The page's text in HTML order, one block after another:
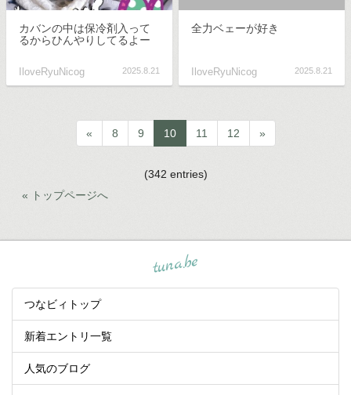
カバンの中は保冷剤入って
るからひんやりしてるよー
IloveRyuNicog 2025.8.21
全力ベェーが好き
IloveRyuNicog 2025.8.21
« 8 9 10 11 12 »
(342 entries)
« トップページへ
tuna.be
つなビィトップ
新着エントリ一覧
人気のブログ